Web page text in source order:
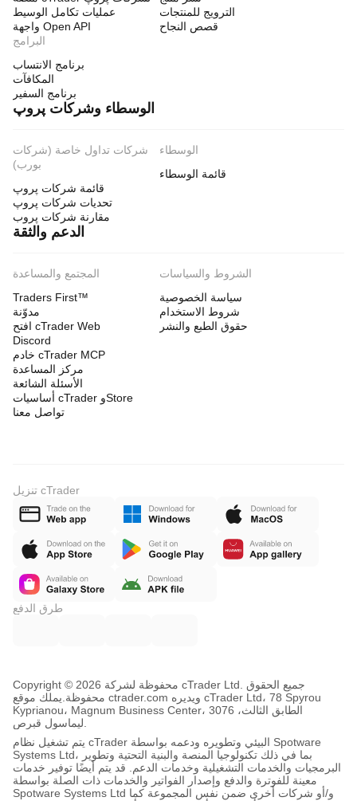
عمليات تكامل الوسيط
واجهة Open API
الترويج للمنتجات
قصص النجاح
البرامج
برنامج الانتساب
المكافآت
برنامج السفير
الوسطاء وشركات پروپ
شركات تداول خاصة (شركات
بورب)
قائمة شركات پروپ
تحديات شركات پروپ
مقارنة شركات پروب
الوسطاء
قائمة الوسطاء
الدعم والثقة
المجتمع والمساعدة
Traders First™
مدوّنة
افتح cTrader Web
Discord
خادم cTrader MCP
مركز المساعدة
الأسئلة الشائعة
أساسيات cTrader وStore
تواصل معنا
الشروط والسياسات
سياسة الخصوصية
شروط الاستخدام
حقوق الطبع والنشر
تنزيل cTrader
طرق الدفع
Copyright © محفوظة لشركة 2026 cTrader Ltd. جميع الحقوق
محفوظة. يملك موقع ctrader.com ويديره cTrader Ltd، 78 Spyrou
Kyprianou، Magnum Business Center، الطابق الثالث، 3076
يتم تشغيل نظام cTrader البيئي وتطويره ودعمه بواسطة Spotware
Systems Ltd، بما في ذلك تكنولوجيا المنصة والبنية التحتية وتطوير
البرمجيات والخدمات التشغيلية وخدمات الدعم. قد يتم أيضًا توفير خدمات
معينة للفوترة والدفع وإصدار الفواتير والخدمات ذات الصلة بواسطة
Spotware Systems Ltd و/أو شركات أخرى ضمن نفس المجموعة كما